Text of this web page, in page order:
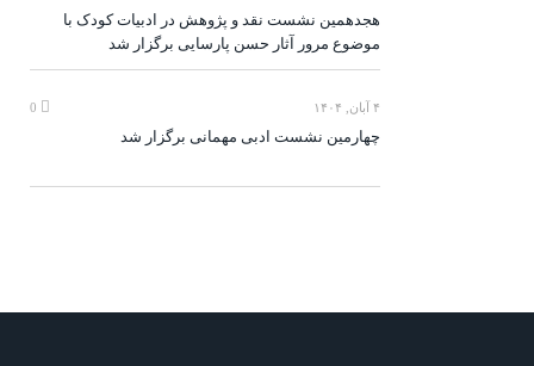
هجدهمین نشست نقد و پژوهش در ادبیات کودک با
موضوع مرور آثار حسن پارسایی برگزار شد
۴ آبان, ۱۴۰۴
چهارمین نشست ادبی مهمانی برگزار شد